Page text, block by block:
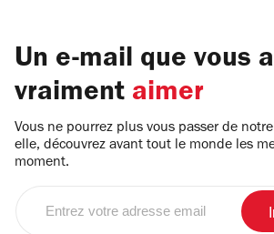
Un e-mail que vous
vraiment aimer
Vous ne pourrez plus vous passer de
elle, découvrez avant tout le monde les
moment.